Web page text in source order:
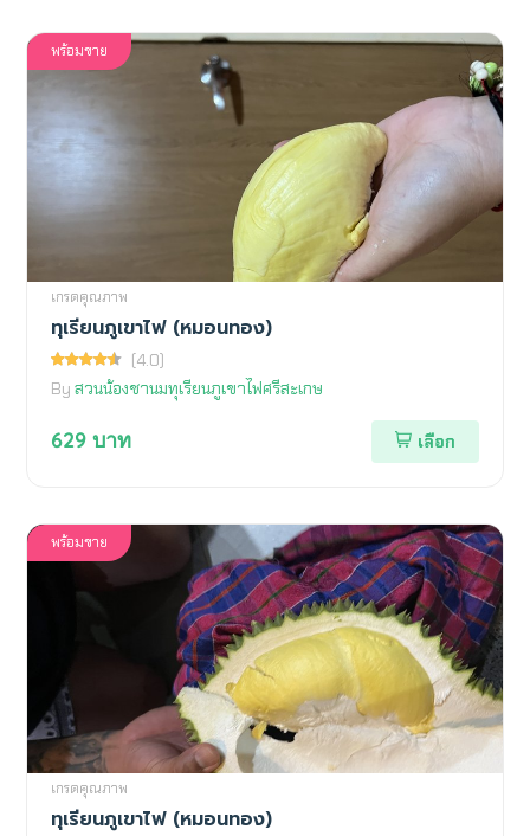
พร้อมขาย
เกรดคุณภาพ
ทุเรียนภูเขาไฟ (หมอนทอง)
(4.0)
By สวนน้องชานมทุเรียนภูเขาไฟศรีสะเกษ
629 บาท เลือก
พร้อมขาย
เกรดคุณภาพ
ทุเรียนภูเขาไฟ (หมอนทอง)